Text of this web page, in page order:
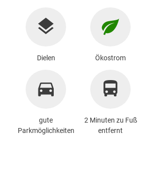
Dielen Ökostrom
gute
Parkmöglichkeiten
2 Minuten zu Fuß
entfernt